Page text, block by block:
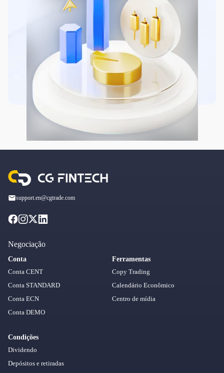
support.en@cgtrade.com
Negociação
Conta
Conta CENT
Conta STANDARD
Conta ECN
Conta DEMO
Condições
Dividendo
Depósitos e retiradas
Ferramentas
Copy Trading
Calendário Econômico
Centro de mídia